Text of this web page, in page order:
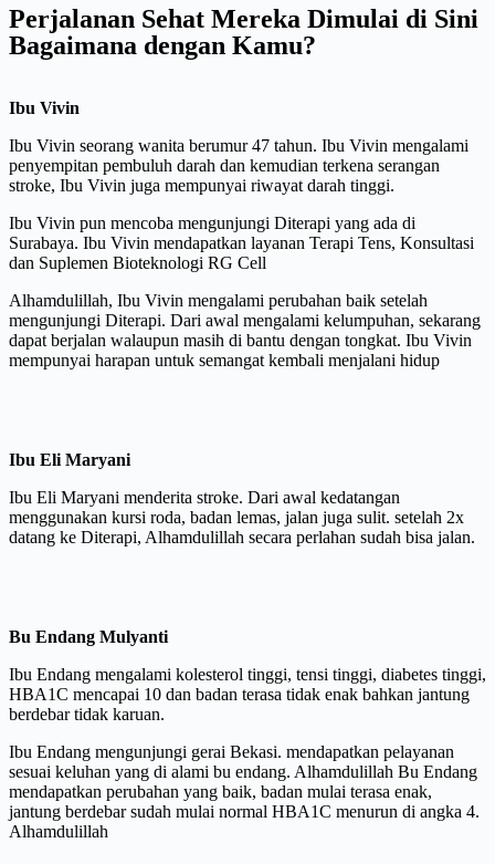
Perjalanan Sehat Mereka Dimulai di Sini
Bagaimana dengan Kamu?
Ibu Vivin
Ibu Vivin seorang wanita berumur 47 tahun. Ibu Vivin mengalami
penyempitan pembuluh darah dan kemudian terkena serangan
stroke, Ibu Vivin juga mempunyai riwayat darah tinggi.
Ibu Vivin pun mencoba mengunjungi Diterapi yang ada di
Surabaya. Ibu Vivin mendapatkan layanan Terapi Tens, Konsultasi
dan Suplemen Bioteknologi RG Cell
Alhamdulillah, Ibu Vivin mengalami perubahan baik setelah
mengunjungi Diterapi. Dari awal mengalami kelumpuhan, sekarang
dapat berjalan walaupun masih di bantu dengan tongkat. Ibu Vivin
mempunyai harapan untuk semangat kembali menjalani hidup
Ibu Eli Maryani
Ibu Eli Maryani menderita stroke. Dari awal kedatangan
menggunakan kursi roda, badan lemas, jalan juga sulit. setelah 2x
datang ke Diterapi, Alhamdulillah secara perlahan sudah bisa jalan.
Bu Endang Mulyanti
Ibu Endang mengalami kolesterol tinggi, tensi tinggi, diabetes tinggi,
HBA1C mencapai 10 dan badan terasa tidak enak bahkan jantung
berdebar tidak karuan.
Ibu Endang mengunjungi gerai Bekasi. mendapatkan pelayanan
sesuai keluhan yang di alami bu endang. Alhamdulillah Bu Endang
mendapatkan perubahan yang baik, badan mulai terasa enak,
jantung berdebar sudah mulai normal HBA1C menurun di angka 4.
Alhamdulillah